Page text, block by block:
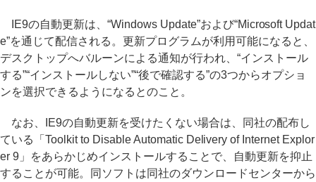
IE9の自動更新は、“Windows Update”および“Microsoft Updat
e”を通じて配信される。更新プログラムが利用可能になると、
デスクトップへバルーンによる通知が行われ、“インストール
する”“インストールしない”“後で確認する”の3つからオプショ
ンを選択できるようになるとのこと。
なお、IE9の自動更新を受けたくない場合は、同社の配布し
ている「Toolkit to Disable Automatic Delivery of Internet Explor
er 9」をあらかじめインストールすることで、自動更新を抑止
することが可能。同ソフトは同社のダウンロードセンターから